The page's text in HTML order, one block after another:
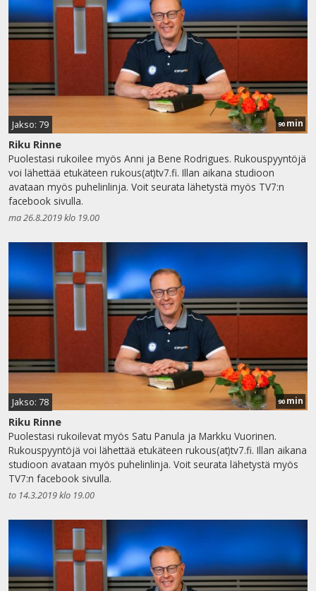
Jakso: 79 90 min
Riku Rinne
Puolestasi rukoilee myös Anni ja Bene Rodrigues. Rukouspyyntöjä
voi lähettää etukäteen rukous(at)tv7.fi. Illan aikana studioon
avataan myös puhelinlinja. Voit seurata lähetystä myös TV7:n
facebook sivulla.
ma 26.8.2019 klo 19.00
Jakso: 78 90 min
Riku Rinne
Puolestasi rukoilevat myös Satu Panula ja Markku Vuorinen.
Rukouspyyntöjä voi lähettää etukäteen rukous(at)tv7.fi. Illan aikana
studioon avataan myös puhelinlinja. Voit seurata lähetystä myös
TV7:n facebook sivulla.
to 14.3.2019 klo 19.00